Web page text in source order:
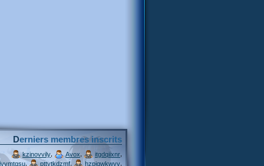
Derniers membres inscrits
kzinovvily Avox itgdqiixnr
, pttytkdzmf, hzpjqwkwvv